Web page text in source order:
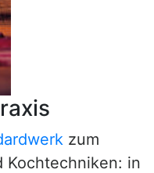
zum
Kochtechniken: in